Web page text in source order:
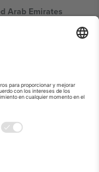
Arab Emirates
Silicon Oasis, DDP
A1, Office 302, Dubai,
puede variar en